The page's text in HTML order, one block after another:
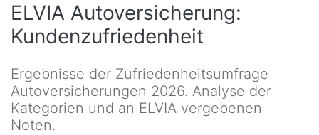
ELVIA Autoversicherung:
Kundenzufriedenheit
Ergebnisse der Zufriedenheitsumfrage
Autoversicherungen 2026. Analyse der
Kategorien und an ELVIA vergebenen
Noten.